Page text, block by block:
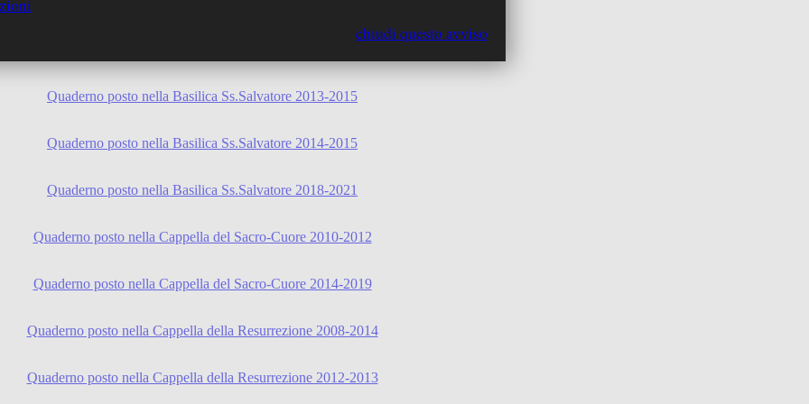
Quaderno posto nella Basilica Ss.Salvatore 2013-2015
Quaderno posto nella Basilica Ss.Salvatore 2014-2015
Quaderno posto nella Basilica Ss.Salvatore 2018-2021
Quaderno posto nella Cappella del Sacro-Cuore 2010-2012
Quaderno posto nella Cappella del Sacro-Cuore 2014-2019
Quaderno posto nella Cappella della Resurrezione 2008-2014
Quaderno posto nella Cappella della Resurrezione 2012-2013
chiudi questo avviso